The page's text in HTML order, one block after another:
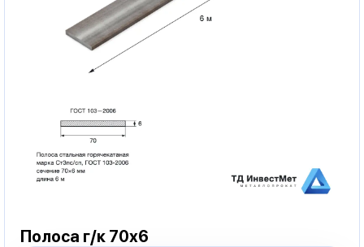
Полоса г/к 70х6